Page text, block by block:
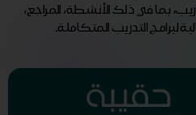
بما في ذلك الأنشطة، المراجع،
لبرامج التدريب المتكاملة.